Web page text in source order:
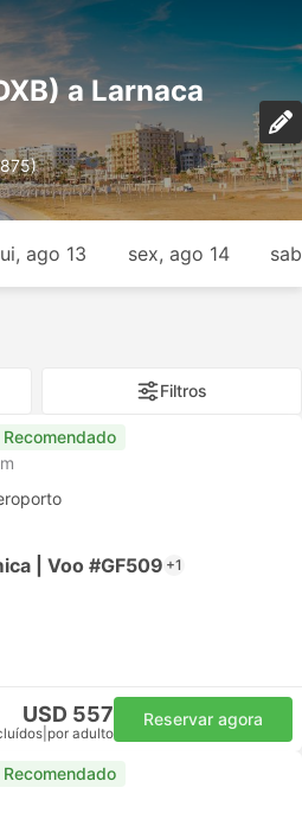
a Larnaca
ago 13 sex, ago 14
Filtros
Recomendado
| Voo #GF509 +1
USD 557
por adulto
Reservar agora
Recomendado